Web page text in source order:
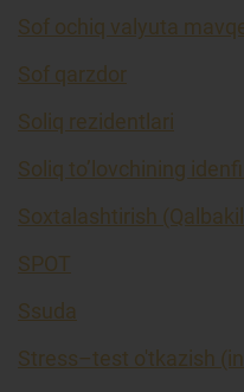
Sof ochiq valyuta
Sof qarzdor
Soliq rezidentlari
Soliq to’lovchining
Soxtalashtirish
SPOT
Ssuda
Stress–test o'tkazish